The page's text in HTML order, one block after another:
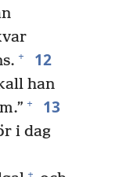
+ 12
han
+ 13
i dag
+